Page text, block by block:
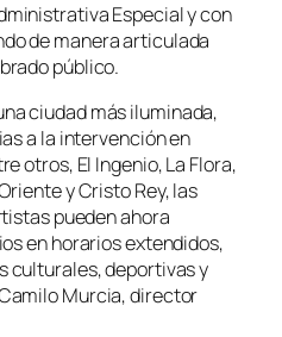
Especial y con
de manera articulada
público.
ciudad más iluminada,
a la intervención en
otros, El Ingenio, La Flora,
y Cristo Rey, las
pueden ahora
en horarios extendidos,
culturales, deportivas y
Murcia, director